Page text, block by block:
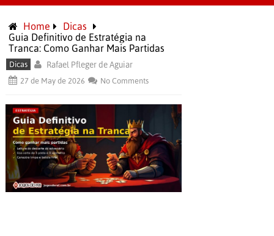
Home
Dicas
Guia Definitivo de Estratégia na
Tranca: Como Ganhar Mais Partidas
Dicas Rafael Pfleger de Aguiar
27 de May de 2026 No Comments